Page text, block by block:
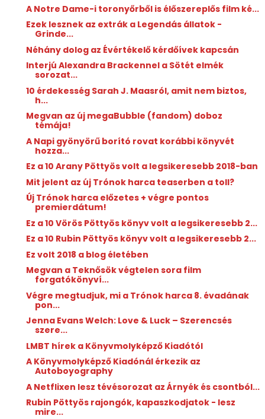
A Notre Dame-i toronyőrből is élőszereplős film ké...
Ezek lesznek az extrák a Legendás állatok -
Grinde...
Néhány dolog az Évértékelő kérdőívek kapcsán
Interjú Alexandra Brackennel a Sötét elmék
sorozat...
10 érdekesség Sarah J. Maasról, amit nem biztos,
h...
Megvan az új megaBubble (fandom) doboz
témája!
A Napi gyönyörű borító rovat korábbi könyvét
hozza...
Ez a 10 Arany Pöttyös volt a legsikeresebb 2018-ban
Mit jelent az új Trónok harca teaserben a toll?
Új Trónok harca előzetes + végre pontos
premierdátum!
Ez a 10 Vörös Pöttyös könyv volt a legsikeresebb 2...
Ez a 10 Rubin Pöttyös könyv volt a legsikeresebb 2...
Ez volt 2018 a blog életében
Megvan a Teknősök végtelen sora film
forgatókönyví...
Végre megtudjuk, mi a Trónok harca 8. évadának
pon...
Jenna Evans Welch: Love ​& Luck – Szerencsés
szere...
LMBT hírek a Könyvmolyképző Kiadótól
A Könyvmolyképző Kiadónál érkezik az
Autoboyography
A Netflixen lesz tévésorozat az Árnyék és csontból...
Rubin Pöttyös rajongók, kapaszkodjatok - lesz
mire...